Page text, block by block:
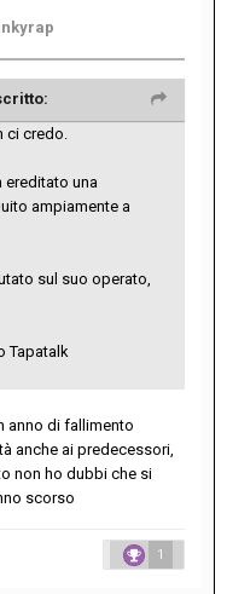
ci credo.
ereditato una
ampiamente a
sul suo operato,
Tapatalk
anno di fallimento
anche ai predecessori,
non ho dubbi che si
scorso
1